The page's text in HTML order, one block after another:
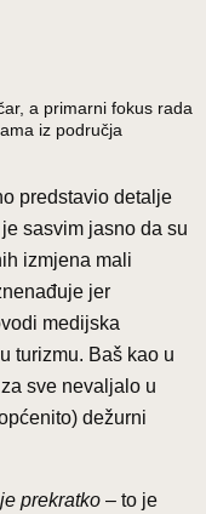
a primarni fokus rada
iz područja
predstavio detalje
sasvim jasno da su
izmjena mali
jer
medijska
turizmu. Baš kao u
sve nevaljalo u
dežurni
prekratko – to je